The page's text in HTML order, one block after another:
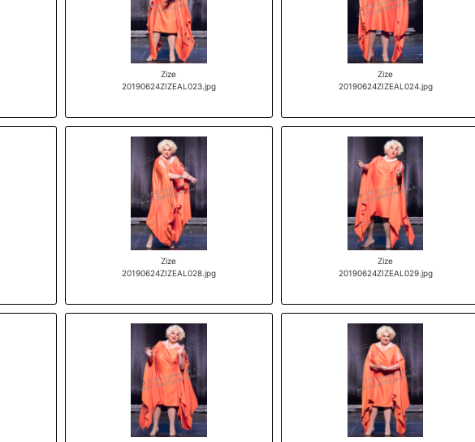
Zize
20190624ZIZEAL023.jpg
Zize
20190624ZIZEAL024.jpg
Zize
20190624ZIZEAL028.jpg
Zize
20190624ZIZEAL029.jpg